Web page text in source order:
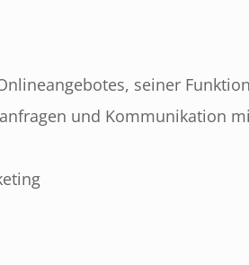
seiner
und Kommunikation